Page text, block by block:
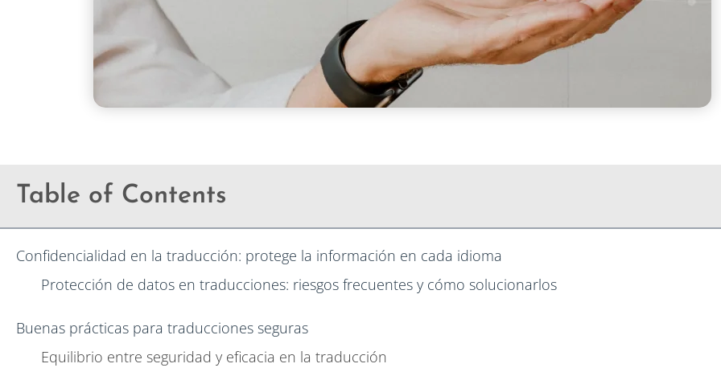
Table of Contents
Confidencialidad en la traducción: protege la información en cada idioma
Protección de datos en traducciones: riesgos frecuentes y cómo solucionarlos
Buenas prácticas para traducciones seguras
Equilibrio entre seguridad y eficacia en la traducción